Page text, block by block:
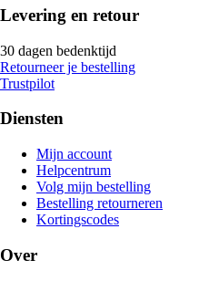
Levering en retour
30 dagen bedenktijd
Retourneer je bestelling
Trustpilot
Diensten
Mijn account
Helpcentrum
Volg mijn bestelling
Bestelling retourneren
Kortingscodes
Over